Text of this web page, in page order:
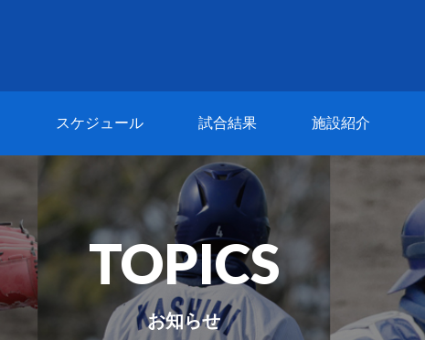
スケジュール 試合結果 施設紹介
TOPICS
お知らせ